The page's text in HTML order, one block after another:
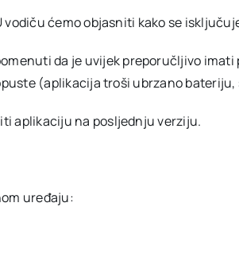
ćemo objasniti kako se
da je uvijek preporučljivo
(aplikacija troši ubrzano
aplikaciju na posljednju verziju.
uređaju: